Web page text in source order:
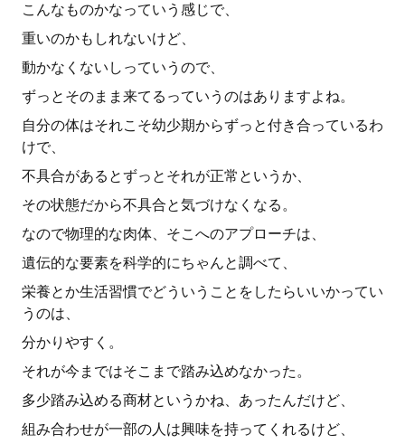
こんなものかなっていう感じで、
重いのかもしれないけど、
動かなくないしっていうので、
ずっとそのまま来てるっていうのはありますよね。
自分の体はそれこそ幼少期からずっと付き合っているわ
けで、
不具合があるとずっとそれが正常というか、
その状態だから不具合と気づけなくなる。
なので物理的な肉体、そこへのアプローチは、
遺伝的な要素を科学的にちゃんと調べて、
栄養とか生活習慣でどういうことをしたらいいかってい
うのは、
分かりやすく。
それが今まではそこまで踏み込めなかった。
多少踏み込める商材というかね、あったんだけど、
組み合わせが一部の人は興味を持ってくれるけど、